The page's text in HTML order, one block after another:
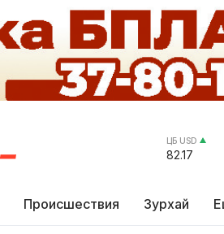
ЦБ USD
82.17
Происшествия Зурхай